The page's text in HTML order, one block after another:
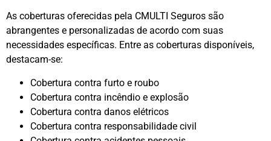
As coberturas oferecidas pela CMULTI Seguros são
abrangentes e personalizadas de acordo com suas
necessidades específicas. Entre as coberturas disponíveis,
destacam-se:
Cobertura contra furto e roubo
Cobertura contra incêndio e explosão
Cobertura contra danos elétricos
Cobertura contra responsabilidade civil